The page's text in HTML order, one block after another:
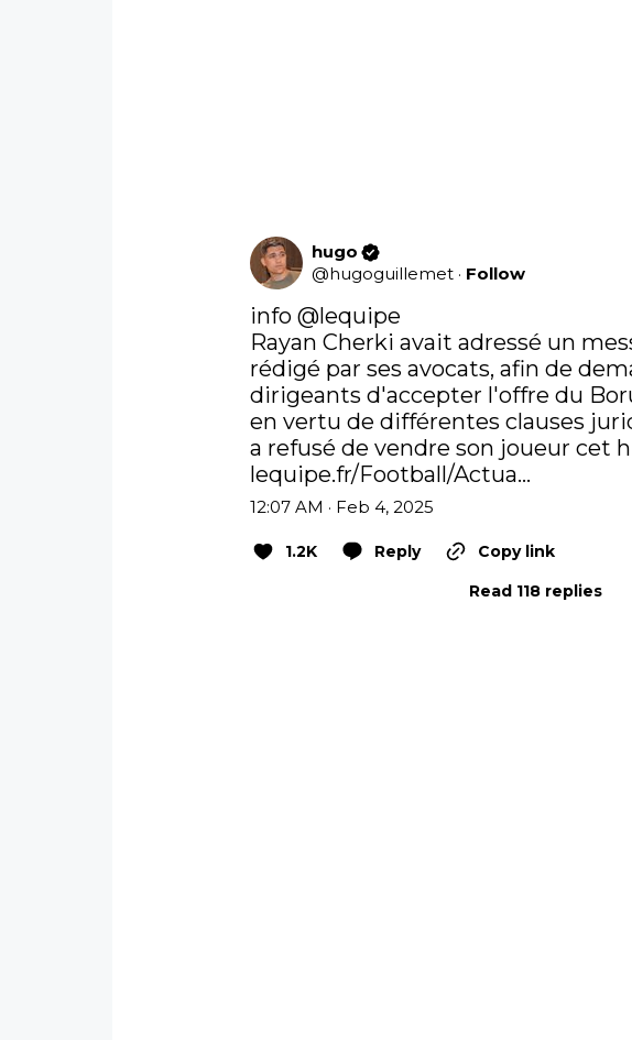
hugo
@hugoguillemet · Follow
info @lequipe
Rayan Cherki avait adressé un
rédigé par ses avocats, afin de
dirigeants d'accepter l'offre du
en vertu de différentes clauses
lequipe.fr/Football/Actua…
12:07 AM · Feb 4, 2025
1.2K Reply
Copy link
Read 118 replies